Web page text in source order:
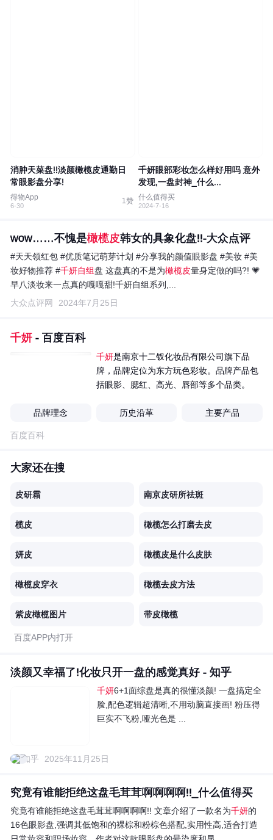
消肿天菜盘!!淡颜橄榄皮通勤日
常眼影盘分享!
得物App
6-30
1赞
千妍眼部彩妆怎么样好用吗 意外
发现,一盘封神_什么...
什么值得买
2024-7-16
wow……不愧是橄榄皮韩女的具象化盘!!-大众点评
#天天领红包 #优质笔记萌芽计划 #分享我的颜值眼影盘 #美妆 #美
妆好物推荐 #千妍自组盘 这盘真的不是为橄榄皮量身定做的吗?! 💗
早八淡妆来一点真的嘎嘎甜!千妍自组系列,...
大众点评网
2024年7月25日
千妍 - 百度百科
千妍是南京十二钗化妆品有限公司旗下品
牌，品牌定位为东方玩色彩妆。品牌产品包
括眼影、腮红、高光、唇部等多个品类。
品牌理念 历史沿革 主要产品
百度百科
大家还在搜
皮研霜 南京皮研所祛斑
榄皮 橄榄怎么打磨去皮
妍皮 橄榄皮是什么皮肤
橄榄皮穿衣 橄榄去皮方法
紫皮橄榄图片 带皮橄榄
百度APP内打开
淡颜又幸福了!化妆只开一盘的感觉真好 - 知乎
千妍6+1面综盘是真的很懂淡颜! 一盘搞定全
脸,配色逻辑超清晰,不用动脑直接画! 粉压得
巨实不飞粉,哑光色是 ...
知乎 2025年11月25日
究竟有谁能拒绝这盘毛茸茸啊啊啊啊!!_什么值得买
究竟有谁能拒绝这盘毛茸茸啊啊啊啊!! 文章介绍了一款名为千妍的
16色眼影盘,强调其低饱和的裸棕和粉棕色搭配,实用性高,适合打造